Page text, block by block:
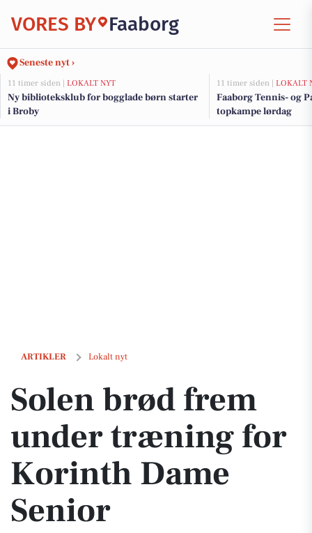
VORES BY Faaborg
Seneste nyt ›
11 timer siden | LOKALT NYT
Ny biblioteksklub for bogglade børn starter
i Broby
11 timer siden | LOKALT
Faaborg Tennis- og
topkampe lørdag
ARTIKLER Lokalt nyt
Solen brød frem under træning for Korinth Dame Senior
Solen brød frem
under træning for
Korinth Dame
Senior